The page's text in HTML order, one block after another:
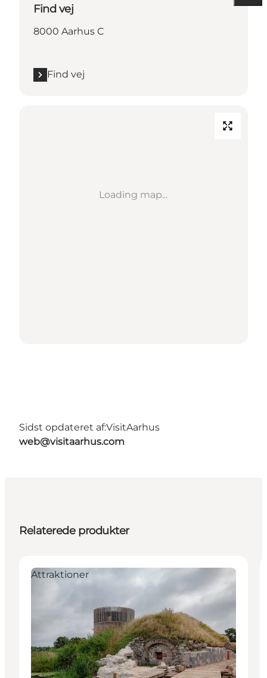
Find vej
8000 Aarhus C
Find vej
Loading map...
Sidst opdateret af:VisitAarhus
web@visitaarhus.com
Relaterede produkter
Attraktioner